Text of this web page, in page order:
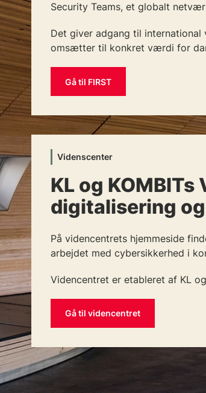
Security Teams, et globalt
Det giver adgang til international
omsætter til konkret værdi for
Gå til FIRST
Videnscenter
KL og
digitalisering
På videncentrets hjemmeside
arbejdet med cybersikkerhed i
Videncentret er etableret af KL og
Gå til videncentret